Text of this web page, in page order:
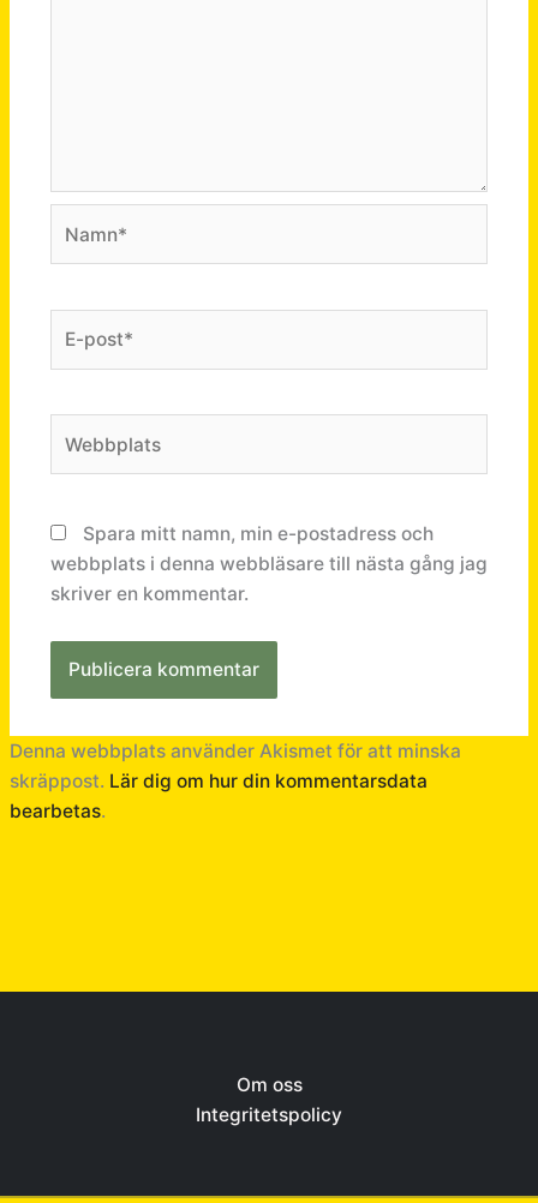
post*
Spara mitt namn, min e-postadress och
webbplats i denna webbläsare till nästa gång jag
skriver en kommentar.
Denna webbplats använder Akismet för att minska
skräppost. Lär dig om hur din kommentarsdata
bearbetas.
Om oss
Integritetspolicy